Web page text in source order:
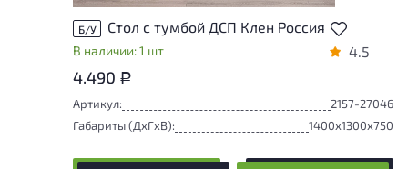
Б/У Стол с тумбой ДСП Клен Россия
В наличии: 1 шт 4.5
4.490 Р
Артикул:
2157-27046
Габариты (ДxГxВ):
1400x1300x750